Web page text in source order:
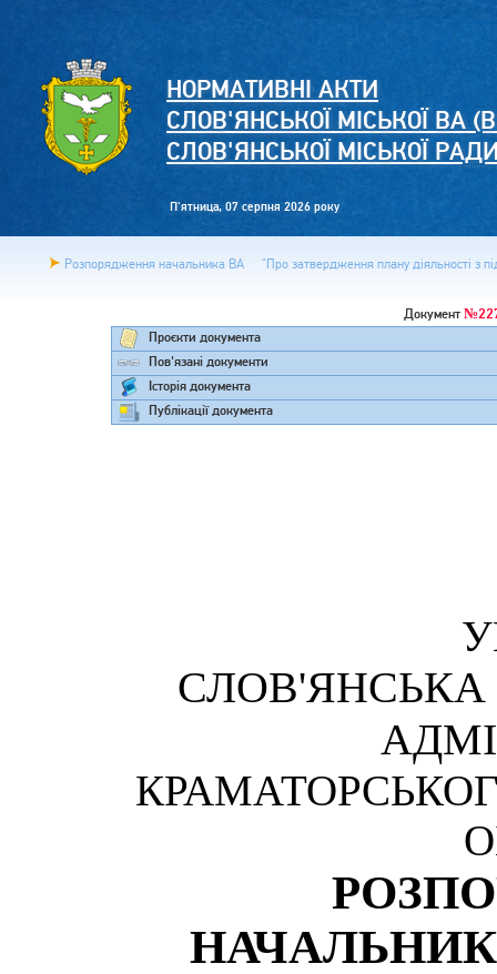
НОРМАТИВНІ АКТИ
СЛОВ'ЯНСЬКОЇ МІСЬКОЇ ВА
СЛОВ'ЯНСЬКОЇ МІСЬКОЇ
П'ятница, 07 серпня 2026 року
Розпорядження начальника ВА "Про затвердження плану діяльності з
Документ
Проєкти документа
Пов'язані документи
Історія документа
Публікації документа
СЛОВ'ЯНСЬКА